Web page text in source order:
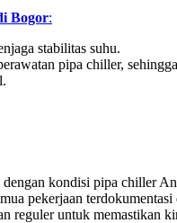
Bogor:
stabilitas suhu.
pipa chiller,
kondisi pipa chiller
pekerjaan terdokumentasi
reguler untuk memastikan